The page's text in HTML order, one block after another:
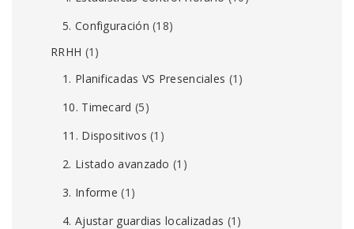
5. Configuración (18)
RRHH (1)
1. Planificadas VS Presenciales (1)
10. Timecard (5)
11. Dispositivos (1)
2. Listado avanzado (1)
3. Informe (1)
4. Ajustar guardias localizadas (1)